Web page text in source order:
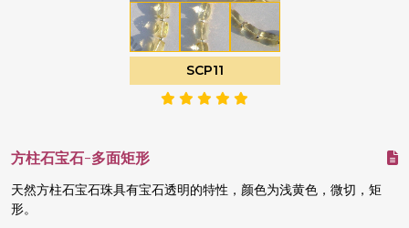
SCP11
方柱石宝石-多面矩形
天然方柱石宝石珠具有宝石透明的特性，颜色为浅黄色，微切，矩
形。